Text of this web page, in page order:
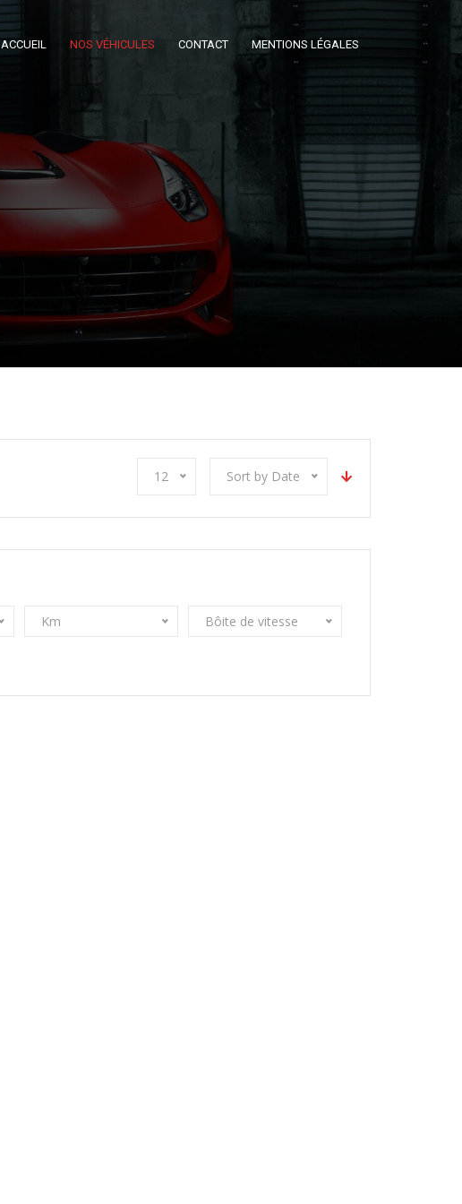
ACCUEIL NOS VÉHICULES CONTACT MENTIONS LÉGALES
12 Sort by Date
Km Bôite de vitesse